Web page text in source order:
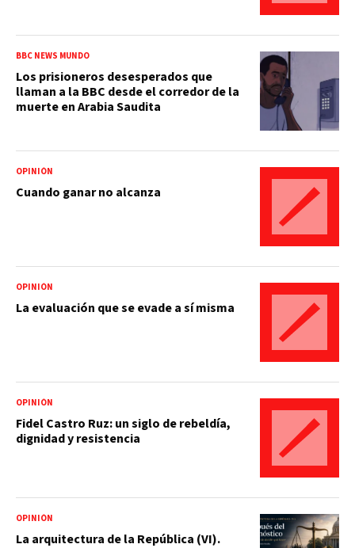
BBC NEWS MUNDO
Los prisioneros desesperados que
llaman a la BBC desde el corredor de la
muerte en Arabia Saudita
OPINIÓN
Cuando ganar no alcanza
OPINIÓN
La evaluación que se evade a sí misma
OPINIÓN
Fidel Castro Ruz: un siglo de rebeldía,
dignidad y resistencia
OPINIÓN
La arquitectura de la República (VI).